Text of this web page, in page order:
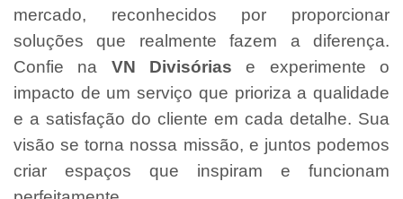
mercado, reconhecidos por proporcionar
soluções que realmente fazem a diferença.
Confie na VN Divisórias e experimente o
impacto de um serviço que prioriza a qualidade
e a satisfação do cliente em cada detalhe. Sua
visão se torna nossa missão, e juntos podemos
criar espaços que inspiram e funcionam